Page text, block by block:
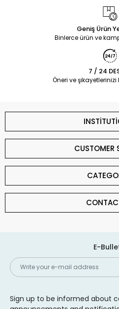
Geniş Ürün
Binlerce ürün ve
7 / 24
Öneri ve şikayetlerinizi
CUSTOMER
E-
Sign up to be informed about